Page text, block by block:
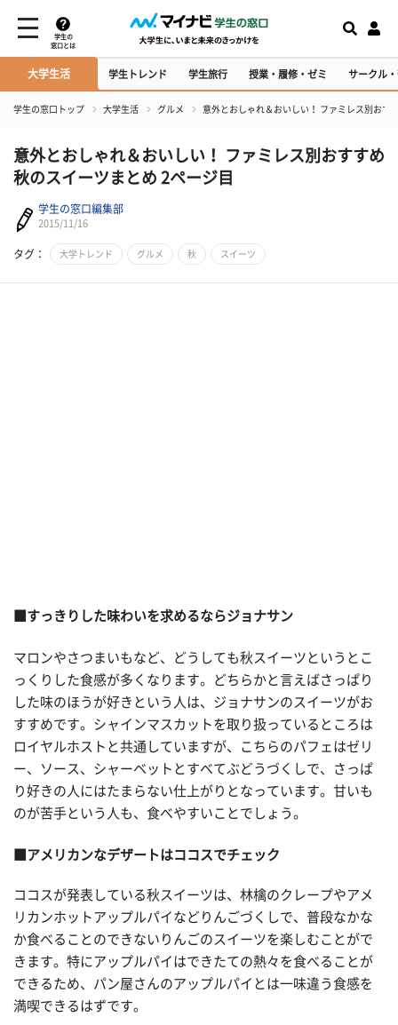
学生の
窓口とは
大学生活 学生トレンド 学生旅行 授業・履修・ゼミ サークル
学生の窓口トップ 大学生活 グルメ 意外とおしゃれ＆おいしい！ ファミレス別おす
意外とおしゃれ＆おいしい！ ファミレス別おすすめ
秋のスイーツまとめ 2ページ目
学生の窓口編集部
2015/11/16
タグ： 大学トレンド グルメ 秋 スイーツ
すっきりした味わいを求めるならジョナサン
マロンやさつまいもなど、どうしても秋スイーツというとこ
っくりした食感が多くなります。どちらかと言えばさっぱり
した味のほうが好きという人は、ジョナサンのスイーツがお
すすめです。シャインマスカットを取り扱っているところは
ロイヤルホストと共通していますが、こちらのパフェはゼリ
ー、ソース、シャーベットとすべてぶどうづくしで、さっぱ
り好きの人にはたまらない仕上がりとなっています。甘いも
のが苦手という人も、食べやすいことでしょう。
アメリカンなデザートはココスでチェック
ココスが発表している秋スイーツは、林檎のクレープやアメ
リカンホットアップルパイなどりんごづくしで、普段なかな
か食べることのできないりんごのスイーツを楽しむことがで
きます。特にアップルパイはできたての熱々を食べることが
できるため、パン屋さんのアップルパイとは一味違う食感を
満喫できるはずです。